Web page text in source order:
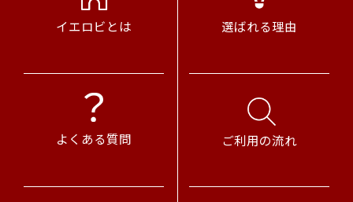
イエロビとは 選ばれる理由
よくある質問 ご利用の流れ